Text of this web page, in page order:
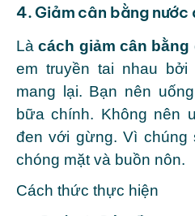
4. Giảm cân bằng nước
Làcách giảm cân bằng
em truyền tai nhau
mang lại. Bạn nên
bữa chính. Không nên
đen với gừng. Vì chúng
chóng mặt và buồn nôn.
Cách thức thực hiện